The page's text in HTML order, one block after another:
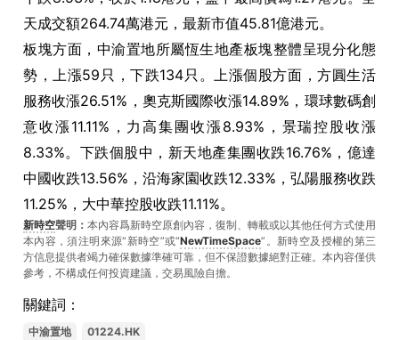
天成交額264.74萬港元，最新市值45.81億港元。
板塊方面，中渝置地所屬恆生地產板塊整體呈現分化態
勢，上漲59只，下跌134只。上漲個股方面，方圓生活
服務收漲26.51%，奧克斯國際收漲14.89%，環球數碼創
意收漲11.11%，力高集團收漲8.93%，景瑞控股收漲
8.33%。下跌個股中，新天地產集團收跌16.76%，億達
中國收跌13.56%，沿海家園收跌12.33%，弘陽服務收跌
11.25%，大中華控股收跌11.11%。
新時空聲明： 本內容爲新時空原創內容，復制、轉載或以其他任何方式使用
本內容，須注明來源“新時空”或“NewTimeSpace”。新時空及授權的第三
方信息提供者竭力確保數據準確可靠，但不保證數據絕對正確。本內容僅供
參考，不構成任何投資建議，交易風險自擔。
關鍵詞：
中渝置地 01224.HK